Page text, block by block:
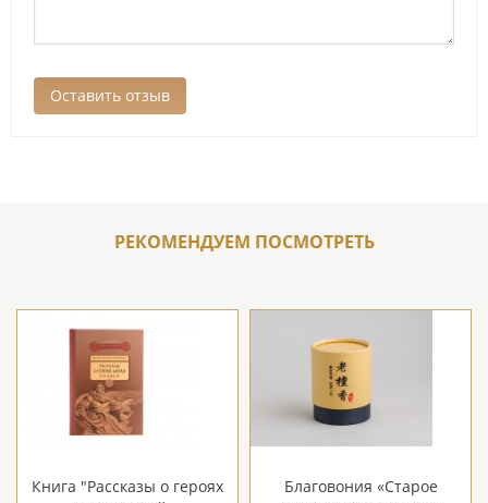
РЕКОМЕНДУЕМ ПОСМОТРЕТЬ
Книга "Рассказы о героях
Благовония «Старое